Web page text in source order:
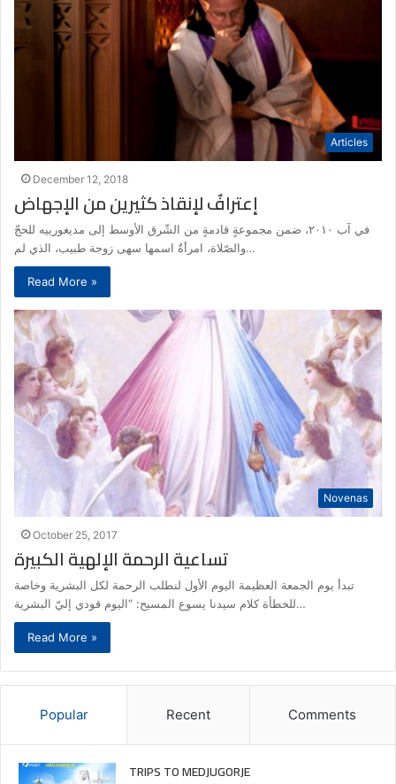
Articles
December 12, 2018
إعترافٌ لإنقاذ كثيرين من الإجهاض
في آب ٢٠١٠، ضمن مجموعةٍ قادمةٍ من الشّرق الأوسط إلى مديغورييه للحجّ
والصّلاة، امرأةٌ اسمها سهى زوجة طبيب، الذي لم…
Read More »
Novenas
October 25, 2017
تساعية الرحمة الإلهية الكبيرة
تبدأ يوم الجمعة العظيمة اليوم الأول لنطلب الرحمة لكل البشرية وخاصة
للخطأة كلام سيدنا يسوع المسيح: “اليوم قودي إليّ البشرية…
Read More »
Popular Recent Comments
TRIPS TO MEDJUGORJE